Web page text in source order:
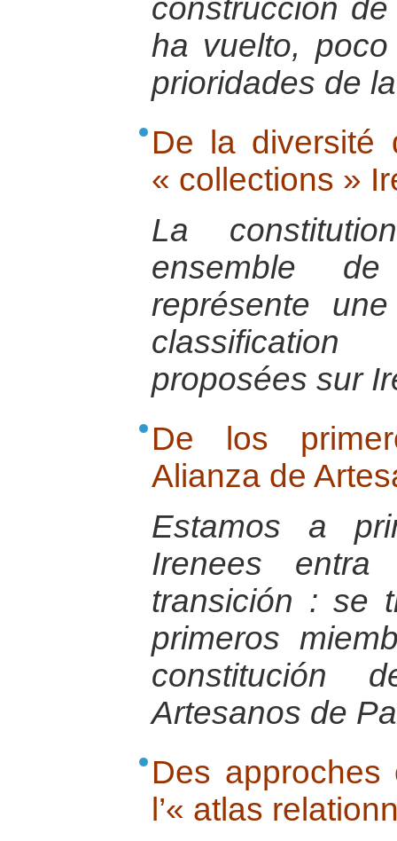
construcción
ha vuelto,
prioridades de
De la diversité
« collections »
La
ensemble
représente
proposées sur
De los
Alianza de
Estamos a
Irenees
transición : se
primeros
constitución
Artesanos de
Des
l’« atlas